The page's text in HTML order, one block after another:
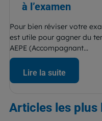
à l’examen
Pour bien réviser votre
est utile pour gagner du
AEPE (Accompagnant...
Lire la suite
Articles les plus